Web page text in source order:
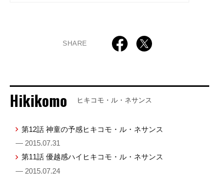
SHARE
Hikikomo ヒキコモ・ル・ネサンス
第12話 神童の予感ヒキコモ・ル・ネサンス
— 2015.07.31
第11話 優越感ハイヒキコモ・ル・ネサンス
— 2015.07.24